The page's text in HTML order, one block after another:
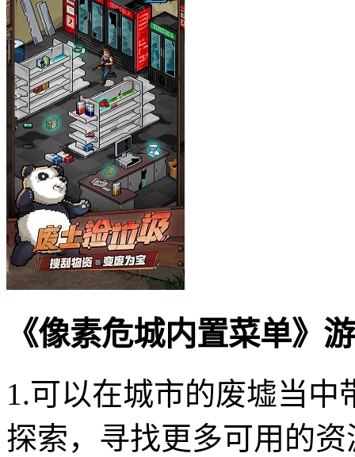
《像素危城内置菜单》
1.可以在城市的废墟当
探索，寻找更多可用的资